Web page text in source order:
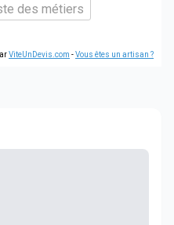
des métiers
ViteUnDevis.com -Vous êtes un artisan ?